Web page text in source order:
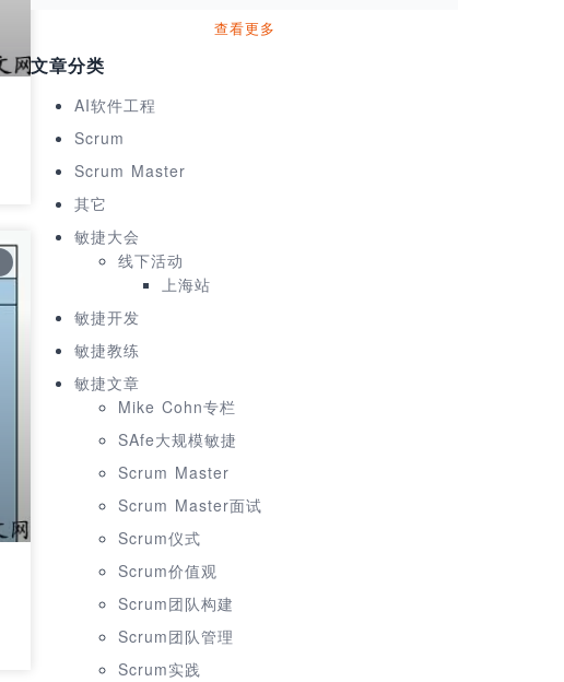
查看更多
文章分类
AI软件工程
Scrum
Scrum Master
其它
敏捷大会
线下活动
上海站
敏捷开发
敏捷教练
敏捷文章
Mike Cohn专栏
SAfe大规模敏捷
Scrum Master
Scrum Master面试
Scrum仪式
Scrum价值观
Scrum团队构建
Scrum团队管理
Scrum实践